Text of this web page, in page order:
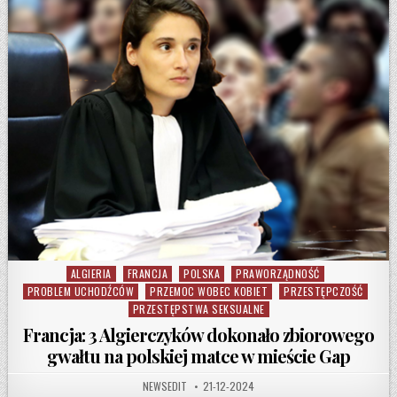
Posted in
ALGIERIA FRANCJA POLSKA
PRAWORZĄDNOŚĆ
PROBLEM UCHODŹCÓW
PRZEMOC WOBEC KOBIET
PRZESTĘPCZOŚĆ
PRZESTĘPSTWA SEKSUALNE
Francja: 3 Algierczyków dokonało zbiorowego
gwałtu na polskiej matce w mieście Gap
AUTHOR:
NEWSEDIT PUBLISHED DATE:
21-12-2024